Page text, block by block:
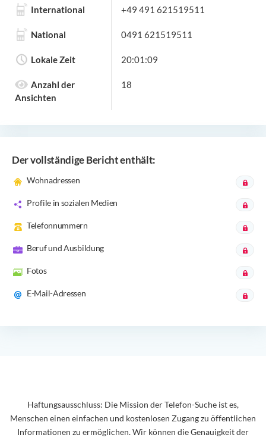
International +49 491 621519511
National 0491 621519511
Lokale Zeit 20:01:09
Anzahl der
Ansichten
18
Der vollständige Bericht enthält:
Wohnadressen
Profile in sozialen Medien
Telefonnummern
Beruf und Ausbildung
Fotos
E-Mail-Adressen
Haftungsausschluss: Die Mission der Telefon-Suche ist es,
Menschen einen einfachen und kostenlosen Zugang zu öffentlichen
Informationen zu ermöglichen. Wir können die Genauigkeit der